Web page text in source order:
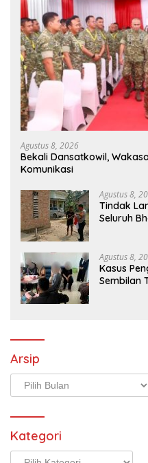
Agustus 8, 2026
Bekali Dansatkowil,
Komunikasi
Agustus 8,
Tindak
Seluruh
Agustus 8,
Kasus
Sembilan
Arsip
Arsip
Kategori
Kategori